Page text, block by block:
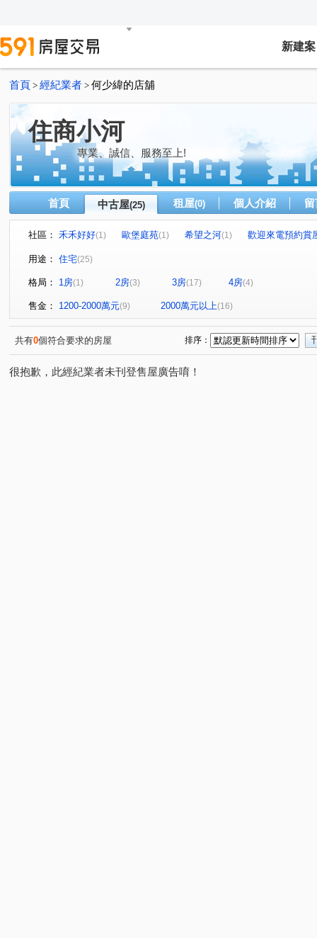
新建案
首頁 > 經紀業者 > 何少緯的店舖
住商小河
專業、誠信、服務至上!
首頁 中古屋(25) 租屋(0) 個人介紹
社區： 禾禾好好(1) 歐堡庭苑(1) 希望之河(1)
歡迎來電預約賞
尼斯公爵
滿意家
歡迎來電預約賞屋!!(1) 薪世界A區
阿曼(1) METRO PARK(1) 誠鑫 (1)
北宜路一段(1) 中央三街(1) 新店後街(1) 安光路(1)
安興路(1) 建國路(1) 政大二街(1) 中正路
安和路二段(1) 吉林路(1) 安民街(1) 民族路(1)
永平
佳林路(1) 同德五街(1) 板南路
用途： 住宅(25)
格局： 1房(1) 2房(3) 3房(17) 4房(4)
售金： 1200-2000萬元(9) 2000萬元以上(16)
共有0個符合要求的房屋 排序：
很抱歉，此經紀業者未刊登售屋廣告唷！